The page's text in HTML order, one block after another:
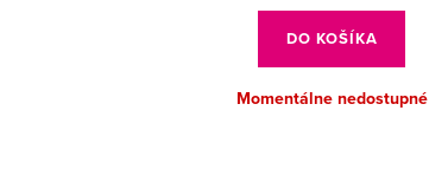
cena:
DO KOŠÍKA
Momentálne nedostupné